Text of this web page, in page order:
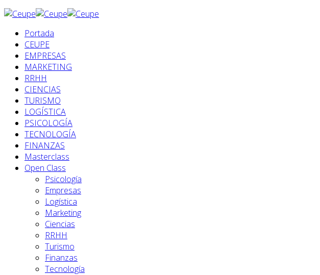
Portada
CEUPE
EMPRESAS
MARKETING
RRHH
CIENCIAS
TURISMO
LOGÍSTICA
PSICOLOGÍA
TECNOLOGÍA
FINANZAS
Masterclass
Open Class
Psicología
Empresas
Logística
Marketing
Ciencias
RRHH
Turismo
Finanzas
Tecnología